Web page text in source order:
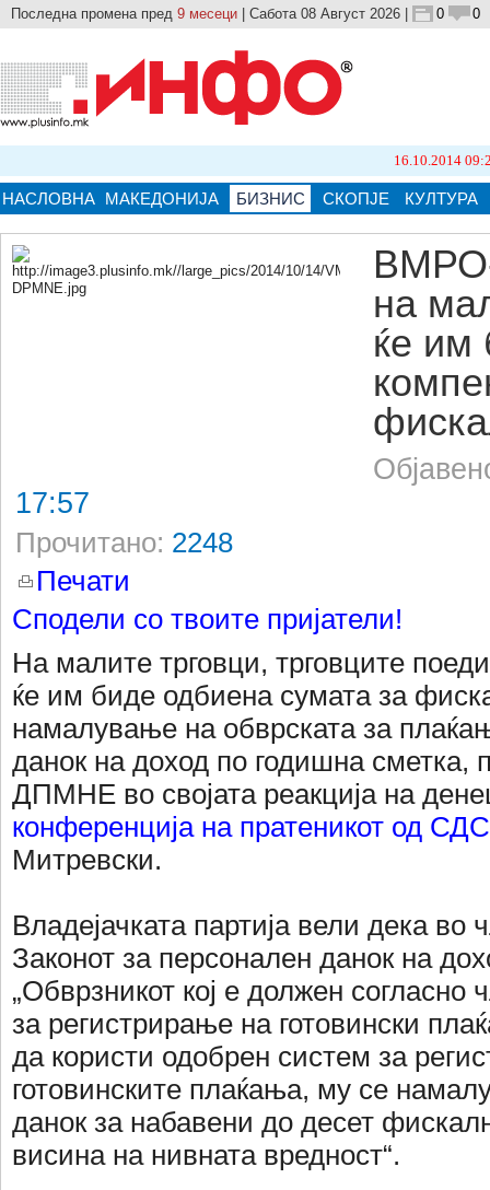
Последна промена пред 9 месеци | Сабота 08 Август 2026 | 0 0
16.10.2014 09:21 Бројот
НАСЛОВНА МАКЕДОНИЈА БИЗНИС СКОПЈЕ КУЛТУРА
на
ќе им
17:57
Прочитано: 2248
Печати
Сподели со твоите пријатели!
На малите трговци, трговците
ќе им биде одбиена сумата за
намалување на обврската за
данок на доход по годишна
ДПМНЕ во својата реакција на
конференција на пратеникот од
Митревски.
Владејачката партија вели дека во
Законот за персонален данок на
„Обврзникот кој е должен согласно
за регистрирање на готовински
да користи одобрен систем за
готовинските плаќања, му се
данок за набавени до десет
висина на нивната вредност“.